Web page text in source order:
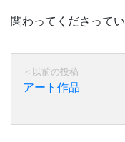
関わってくださって
アート作品